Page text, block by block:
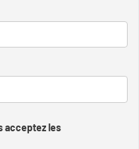
acceptez les